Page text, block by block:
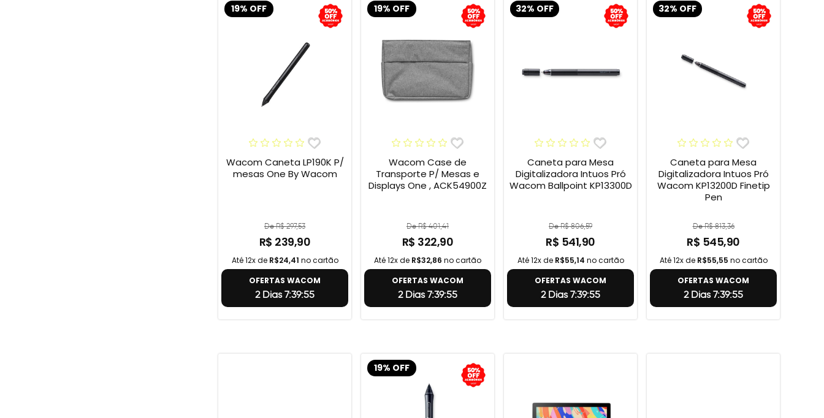
19% OFF
Wacom Caneta LP190K P/
mesas One By Wacom
De R$ 297,53
R$ 239,90
Até 12x de R$24,41 no cartão
OFERTAS WACOM
2 Dias 7:39:54
19% OFF
Wacom Case de
Transporte P/ Mesas e
Displays One , ACK54900Z
De R$ 401,41
R$ 322,90
Até 12x de R$32,86 no cartão
OFERTAS WACOM
2 Dias 7:39:54
32% OFF
Caneta para Mesa
Digitalizadora Intuos Pró
Wacom Ballpoint KP13300D
De R$ 806,59
R$ 541,90
Até 12x de R$55,14 no cartão
OFERTAS WACOM
2 Dias 7:39:54
32% OFF
Caneta para Mesa
Digitalizadora Intuos Pró
Wacom KP13200D Finetip
Pen
De R$ 813,36
R$ 545,90
Até 12x de R$55,55 no cartão
OFERTAS WACOM
2 Dias 7:39:54
19% OFF